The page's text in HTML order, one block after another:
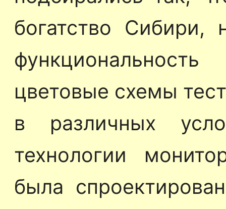
богатство Сибири,
цветовые схемы
в различных
технологии
была